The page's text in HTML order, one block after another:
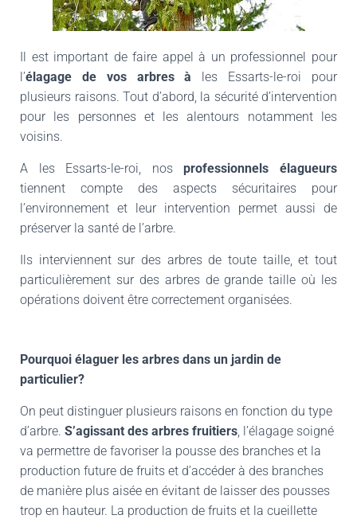
Il est important de faire appel à un professionnel pour
l’élagage de vos arbres à les Essarts-le-roi pour
plusieurs raisons. Tout d’abord, la sécurité d’intervention
pour les personnes et les alentours notamment les
voisins.
A les Essarts-le-roi, nosprofessionnels élagueurs
tiennent compte des aspects sécuritaires pour
l’environnement et leur intervention permet aussi de
préserver la santé de l’arbre.
Ils interviennent sur des arbres de toute taille, et tout
particulièrement sur des arbres de grande taille où les
opérations doivent être correctement organisées.
Pourquoi élaguer les arbres dans un jardin de
particulier?
On peut distinguer plusieurs raisons en fonction du type
d’arbre. S’agissant des arbres fruitiers, l’élagage soigné
va permettre de favoriser la pousse des branches et la
production future de fruits et d’accéder à des branches
de manière plus aisée en évitant de laisser des pousses
trop en hauteur. La production de fruits et la cueillette